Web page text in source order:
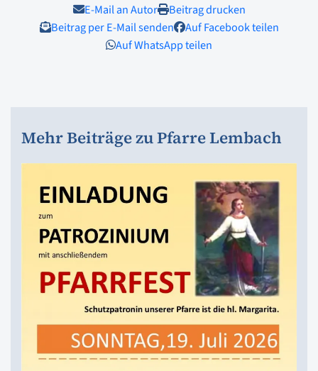
E-Mail an Autor
Beitrag drucken
Beitrag per E-Mail senden
Auf Facebook teilen
Auf WhatsApp teilen
Mehr Beiträge zu Pfarre Lembach